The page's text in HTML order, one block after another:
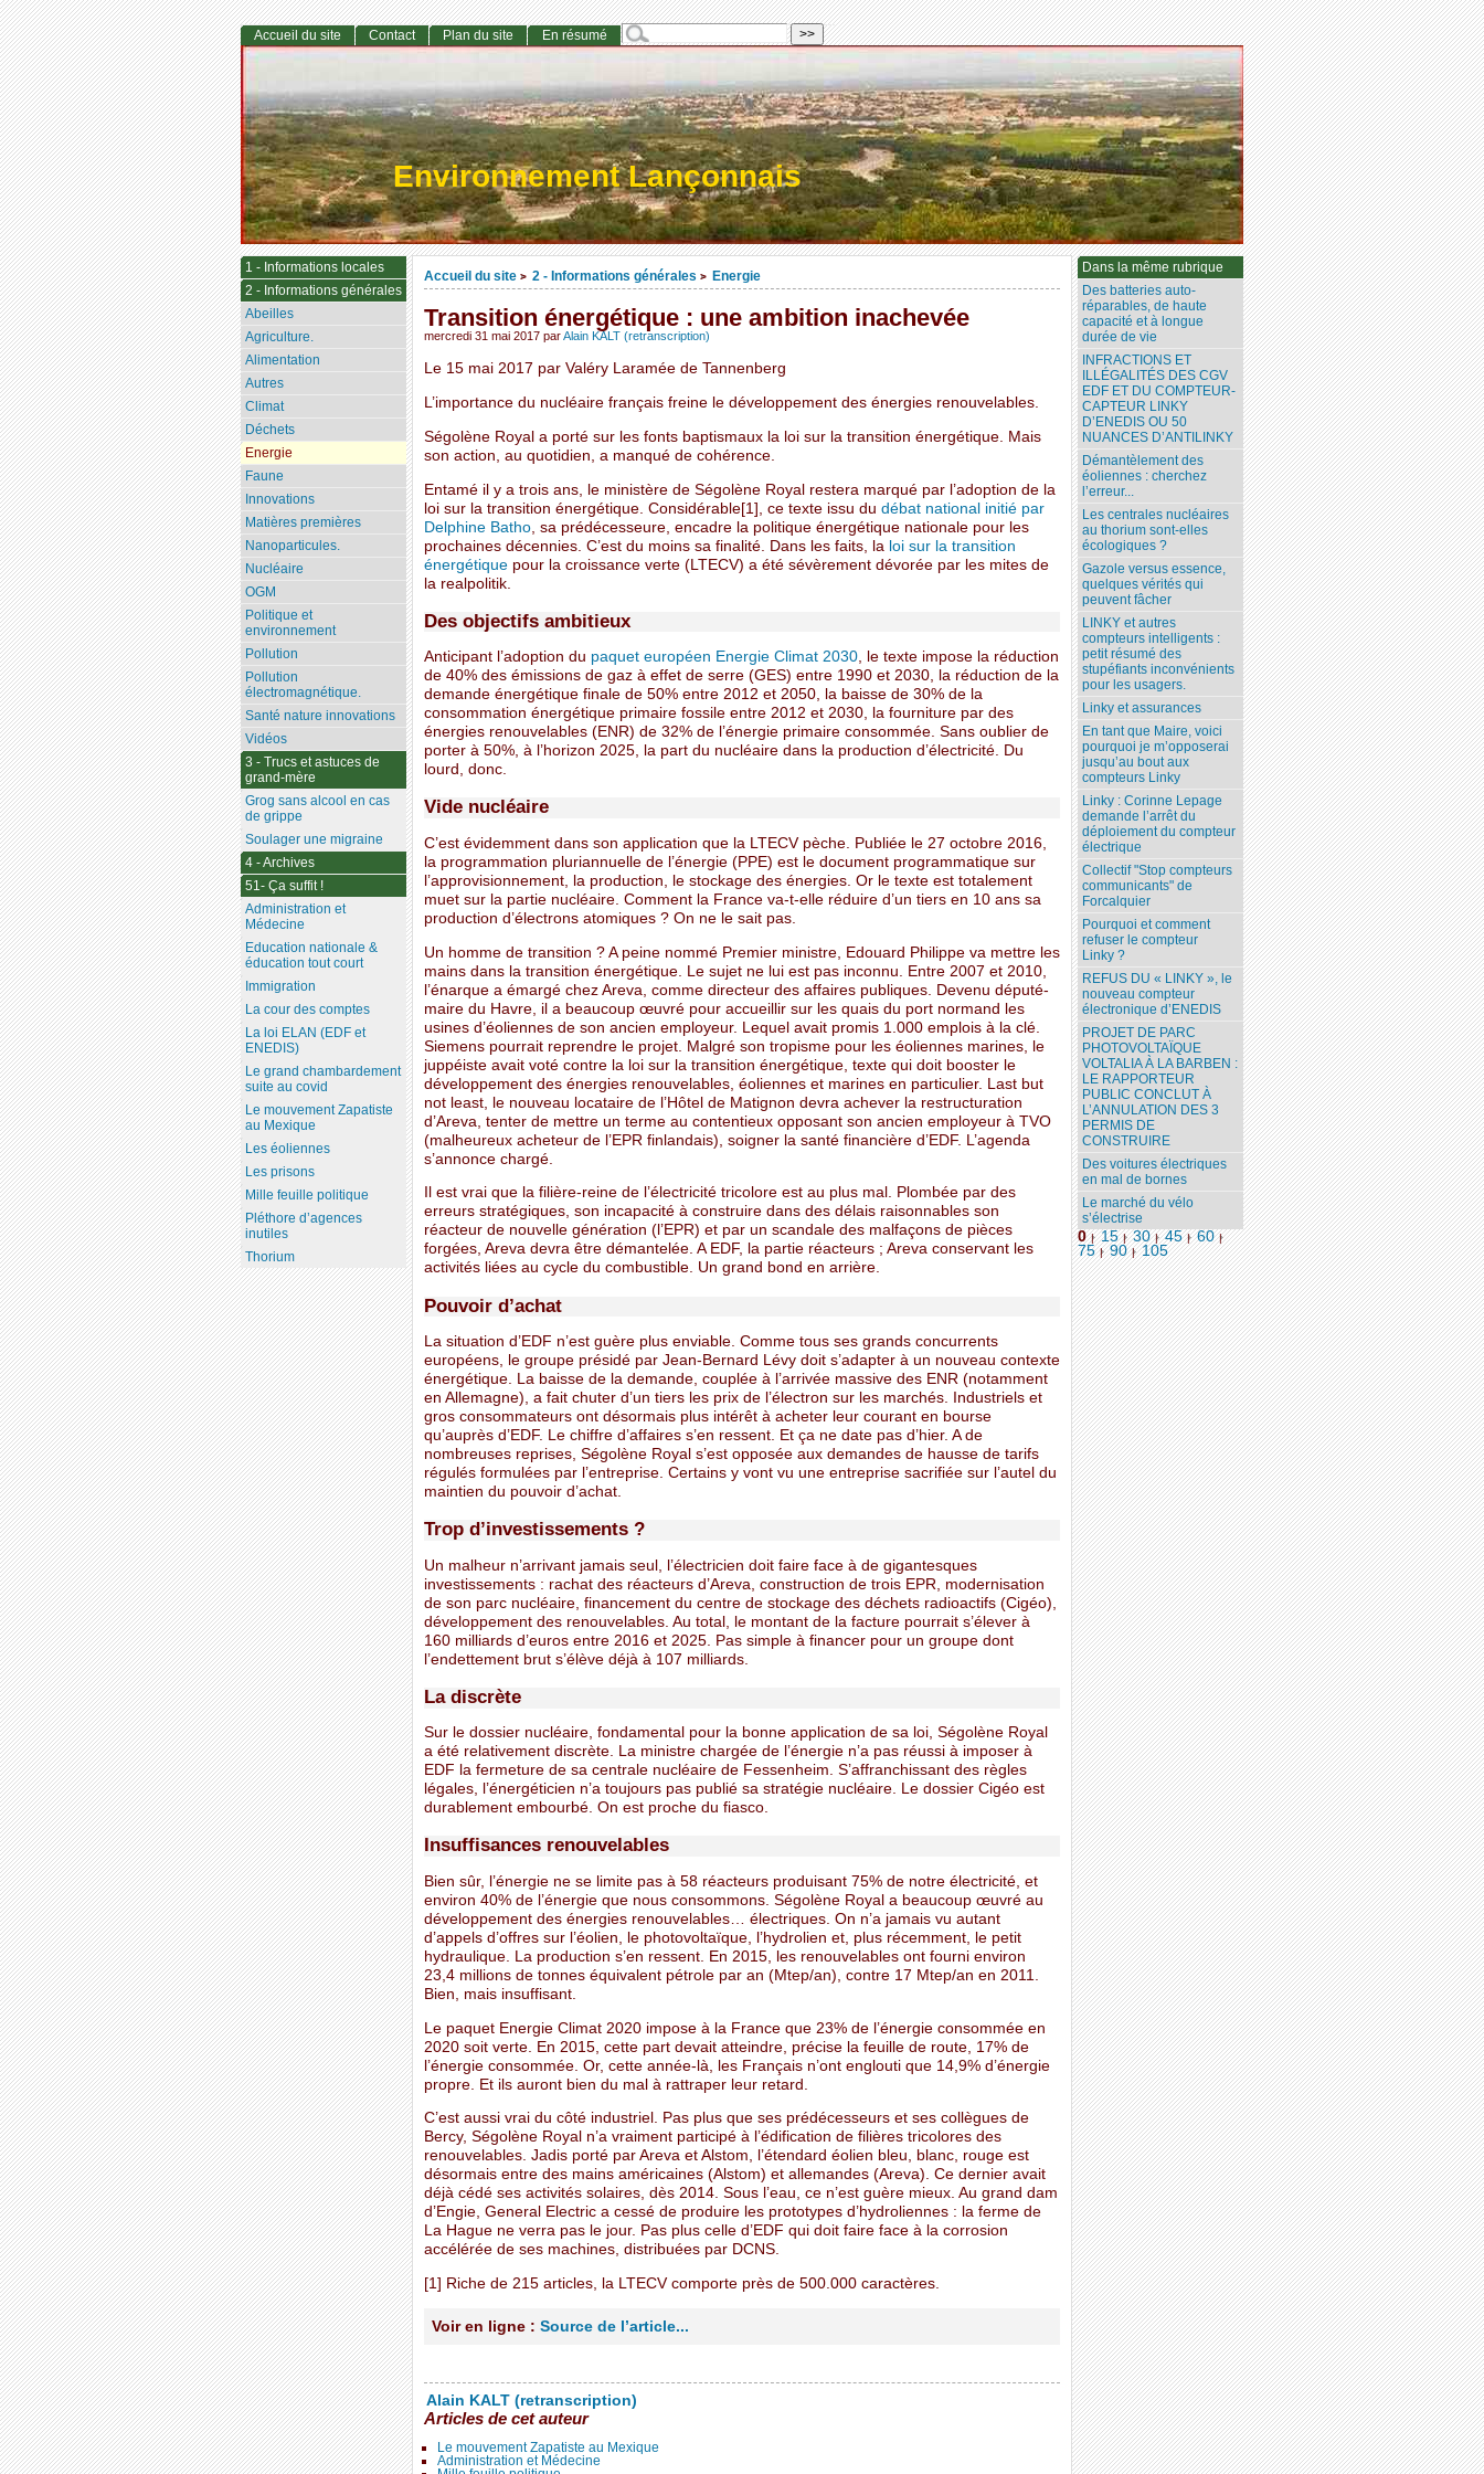
Environnement Lançonnais
Accueil du site > 2 - Informations générales > Energie
Transition énergétique : une ambition inachevée
mercredi 31 mai 2017 parAlain KALT (retranscription)
Le 15 mai 2017 par Valéry Laramée de Tannenberg
L’importance du nucléaire français freine le développement des énergies renouvelables.
Ségolène Royal a porté sur les fonts baptismaux la loi sur la transition énergétique. Mais
son action, au quotidien, a manqué de cohérence.
Entamé il y a trois ans, le ministère de Ségolène Royal restera marqué par l’adoption de la
loi sur la transition énergétique. Considérable[1], ce texte issu du débat national initié par
Delphine Batho, sa prédécesseure, encadre la politique énergétique nationale pour les
prochaines décennies. C’est du moins sa finalité. Dans les faits, la loi sur la transition
énergétiquepour la croissance verte (LTECV) a été sévèrement dévorée par les mites de
la realpolitik.
Des objectifs ambitieux
Anticipant l’adoption du paquet européen Energie Climat 2030, le texte impose la réduction
de 40% des émissions de gaz à effet de serre (GES) entre 1990 et 2030, la réduction de la
demande énergétique finale de 50% entre 2012 et 2050, la baisse de 30% de la
consommation énergétique primaire fossile entre 2012 et 2030, la fourniture par des
énergies renouvelables (ENR) de 32% de l’énergie primaire consommée. Sans oublier de
porter à 50%, à l’horizon 2025, la part du nucléaire dans la production d’électricité. Du
lourd, donc.
Vide nucléaire
C’est évidemment dans son application que la LTECV pèche. Publiée le 27 octobre 2016,
la programmation pluriannuelle de l’énergie (PPE) est le document programmatique sur
l’approvisionnement, la production, le stockage des énergies. Or le texte est totalement
muet sur la partie nucléaire. Comment la France va-t-elle réduire d’un tiers en 10 ans sa
production d’électrons atomiques ? On ne le sait pas.
Un homme de transition ? A peine nommé Premier ministre, Edouard Philippe va mettre les
mains dans la transition énergétique. Le sujet ne lui est pas inconnu. Entre 2007 et 2010,
l’énarque a émargé chez Areva, comme directeur des affaires publiques. Devenu député-
maire du Havre, il a beaucoup œuvré pour accueillir sur les quais du port normand les
usines d’éoliennes de son ancien employeur. Lequel avait promis 1.000 emplois à la clé.
Siemens pourrait reprendre le projet. Malgré son tropisme pour les éoliennes marines, le
juppéiste avait voté contre la loi sur la transition énergétique, texte qui doit booster le
développement des énergies renouvelables, éoliennes et marines en particulier. Last but
not least, le nouveau locataire de l’Hôtel de Matignon devra achever la restructuration
d’Areva, tenter de mettre un terme au contentieux opposant son ancien employeur à TVO
(malheureux acheteur de l’EPR finlandais), soigner la santé financière d’EDF. L’agenda
s’annonce chargé.
Il est vrai que la filière-reine de l’électricité tricolore est au plus mal. Plombée par des
erreurs stratégiques, son incapacité à construire dans des délais raisonnables son
réacteur de nouvelle génération (l’EPR) et par un scandale des malfaçons de pièces
forgées, Areva devra être démantelée. A EDF, la partie réacteurs ; Areva conservant les
activités liées au cycle du combustible. Un grand bond en arrière.
Pouvoir d’achat
La situation d’EDF n’est guère plus enviable. Comme tous ses grands concurrents
européens, le groupe présidé par Jean-Bernard Lévy doit s’adapter à un nouveau contexte
énergétique. La baisse de la demande, couplée à l’arrivée massive des ENR (notamment
en Allemagne), a fait chuter d’un tiers les prix de l’électron sur les marchés. Industriels et
gros consommateurs ont désormais plus intérêt à acheter leur courant en bourse
qu’auprès d’EDF. Le chiffre d’affaires s’en ressent. Et ça ne date pas d’hier. A de
nombreuses reprises, Ségolène Royal s’est opposée aux demandes de hausse de tarifs
régulés formulées par l’entreprise. Certains y vont vu une entreprise sacrifiée sur l’autel du
maintien du pouvoir d’achat.
Trop d’investissements ?
Un malheur n’arrivant jamais seul, l’électricien doit faire face à de gigantesques
investissements : rachat des réacteurs d’Areva, construction de trois EPR, modernisation
de son parc nucléaire, financement du centre de stockage des déchets radioactifs (Cigéo),
développement des renouvelables. Au total, le montant de la facture pourrait s’élever à
160 milliards d’euros entre 2016 et 2025. Pas simple à financer pour un groupe dont
l’endettement brut s’élève déjà à 107 milliards.
La discrète
Sur le dossier nucléaire, fondamental pour la bonne application de sa loi, Ségolène Royal
a été relativement discrète. La ministre chargée de l’énergie n’a pas réussi à imposer à
EDF la fermeture de sa centrale nucléaire de Fessenheim. S’affranchissant des règles
légales, l’énergéticien n’a toujours pas publié sa stratégie nucléaire. Le dossier Cigéo est
durablement embourbé. On est proche du fiasco.
Insuffisances renouvelables
Bien sûr, l’énergie ne se limite pas à 58 réacteurs produisant 75% de notre électricité, et
environ 40% de l’énergie que nous consommons. Ségolène Royal a beaucoup œuvré au
développement des énergies renouvelables… électriques. On n’a jamais vu autant
d’appels d’offres sur l’éolien, le photovoltaïque, l’hydrolien et, plus récemment, le petit
hydraulique. La production s’en ressent. En 2015, les renouvelables ont fourni environ
23,4 millions de tonnes équivalent pétrole par an (Mtep/an), contre 17 Mtep/an en 2011.
Bien, mais insuffisant.
Le paquet Energie Climat 2020 impose à la France que 23% de l’énergie consommée en
2020 soit verte. En 2015, cette part devait atteindre, précise la feuille de route, 17% de
l’énergie consommée. Or, cette année-là, les Français n’ont englouti que 14,9% d’énergie
propre. Et ils auront bien du mal à rattraper leur retard.
C’est aussi vrai du côté industriel. Pas plus que ses prédécesseurs et ses collègues de
Bercy, Ségolène Royal n’a vraiment participé à l’édification de filières tricolores des
renouvelables. Jadis porté par Areva et Alstom, l’étendard éolien bleu, blanc, rouge est
désormais entre des mains américaines (Alstom) et allemandes (Areva). Ce dernier avait
déjà cédé ses activités solaires, dès 2014. Sous l’eau, ce n’est guère mieux. Au grand dam
d’Engie, General Electric a cessé de produire les prototypes d’hydroliennes : la ferme de
La Hague ne verra pas le jour. Pas plus celle d’EDF qui doit faire face à la corrosion
accélérée de ses machines, distribuées par DCNS.
[1] Riche de 215 articles, la LTECV comporte près de 500.000 caractères.
Voir en ligne : Source de l’article...
Alain KALT (retranscription)
Articles de cet auteur
Le mouvement Zapatiste au Mexique
Administration et Médecine
Dans la même rubrique
Des batteries auto-
réparables, de haute
capacité et à longue
durée de vie
INFRACTIONS ET
ILLÉGALITÉS DES CGV
EDF ET DU COMPTEUR-
CAPTEUR LINKY
D’ENEDIS OU 50
NUANCES D’ANTILINKY
Démantèlement des
éoliennes : cherchez
l’erreur...
Les centrales nucléaires
au thorium sont-elles
écologiques ?
Gazole versus essence,
quelques vérités qui
peuvent fâcher
LINKY et autres
compteurs intelligents :
petit résumé des
stupéfiants inconvénients
pour les usagers.
Linky et assurances
En tant que Maire, voici
pourquoi je m’opposerai
jusqu’au bout aux
compteurs Linky
Linky : Corinne Lepage
demande l’arrêt du
déploiement du compteur
électrique
Collectif "Stop compteurs
communicants" de
Forcalquier
Pourquoi et comment
refuser le compteur
Linky ?
REFUS DU « LINKY », le
nouveau compteur
électronique d’ENEDIS
PROJET DE PARC
PHOTOVOLTAÏQUE
VOLTALIA À LA BARBEN :
LE RAPPORTEUR
PUBLIC CONCLUT À
L’ANNULATION DES 3
PERMIS DE
CONSTRUIRE
Des voitures électriques
en mal de bornes
Le marché du vélo
s’électrise
0 | 15 | 30 | 45 | 60 |
75 | 90 | 105
Accueil du site Contact Plan du site En résumé
1 - Informations locales
2 - Informations générales
Abeilles
Agriculture.
Alimentation
Autres
Climat
Déchets
Energie
Faune
Innovations
Matières premières
Nanoparticules.
Nucléaire
OGM
Politique et
environnement
Pollution
Pollution
électromagnétique.
Santé nature innovations
Vidéos
3 - Trucs et astuces de
grand-mère
Grog sans alcool en cas
de grippe
Soulager une migraine
4 - Archives
51- Ça suffit !
Administration et
Médecine
Education nationale &
éducation tout court
Immigration
La cour des comptes
La loi ELAN (EDF et
ENEDIS)
Le grand chambardement
suite au covid
Le mouvement Zapatiste
au Mexique
Les éoliennes
Les prisons
Mille feuille politique
Pléthore d’agences
inutiles
Thorium